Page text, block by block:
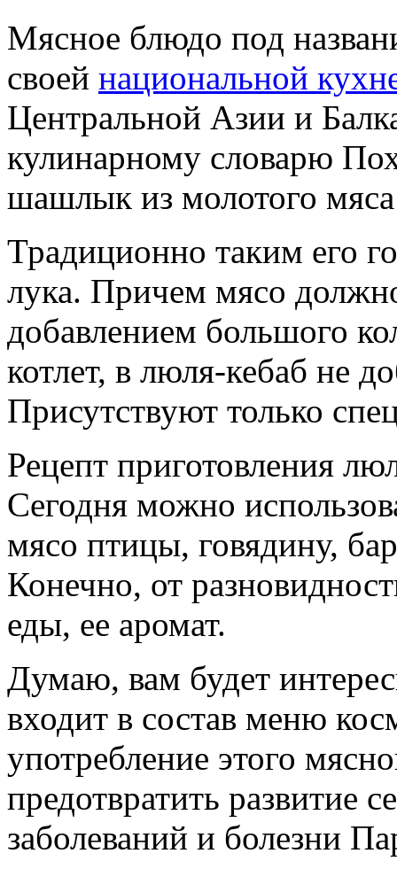
Мясное блюдо под
своей национальной
Центральной Азии и
кулинарному словарю
шашлык из молотого
Традиционно таким его
лука. Причем мясо
добавлением большого
котлет, в люля-кебаб не
Присутствуют только
Рецепт приготовления
Сегодня можно
мясо птицы, говядину,
Конечно, от
еды, ее аромат.
Думаю, вам будет
входит в состав меню
употребление этого
предотвратить развитие
заболеваний и болезни